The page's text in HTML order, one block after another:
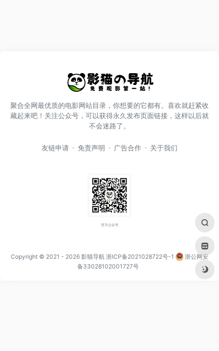
聚合全网最优质的电影网站目录，你想要的它都有。喜欢就赶紧收
藏起来吧！关注公众号，可以获得永久发布页面链接，这样以后就
不会迷路了。
友链申请 免责声明 广告合作 关于我们
官方公众号
Copyright © 2021 - 2026 影猫导航 浙ICP备2021028722号-1
浙公网安
备33028102001727号